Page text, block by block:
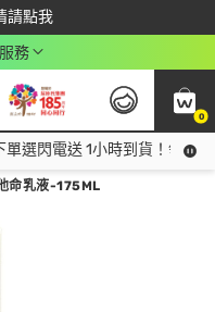
請點我
饋$350
務
0
單選閃電送 1小時到貨！領神
命乳液-175ML